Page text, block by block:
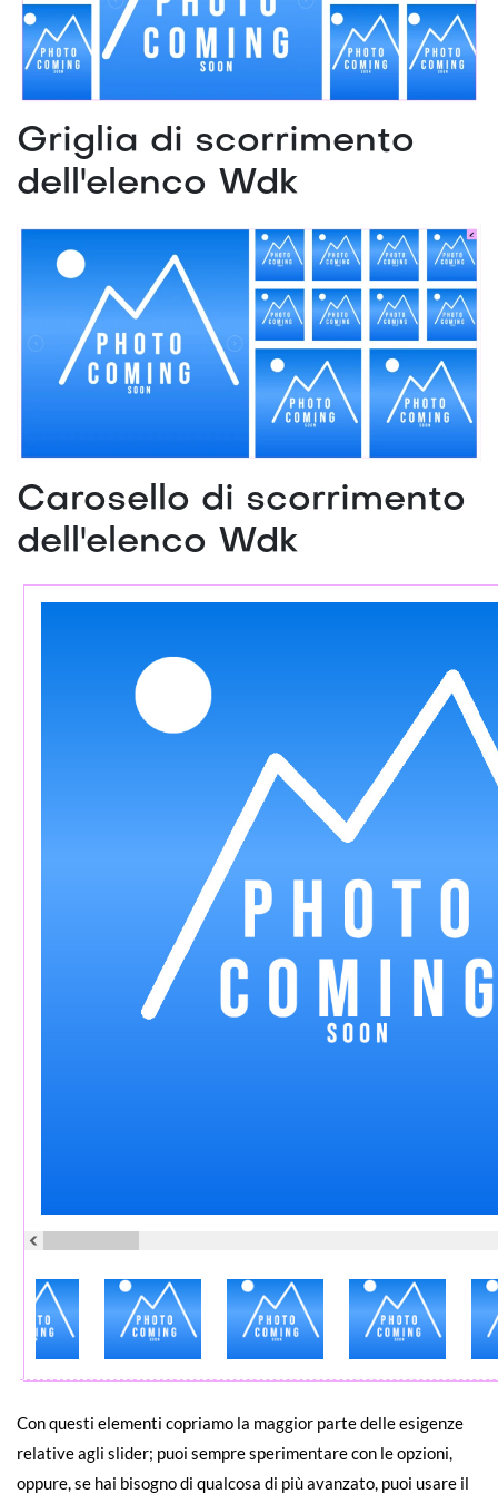
Griglia di scorrimento
dell'elenco Wdk
Carosello di scorrimento
dell'elenco Wdk
Con questi elementi copriamo la maggior parte delle esigenze
relative agli slider; puoi sempre sperimentare con le opzioni,
oppure, se hai bisogno di qualcosa di più avanzato, puoi usare il